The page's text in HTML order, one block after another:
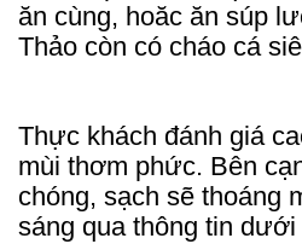
ăn cùng, hoăc ăn súp
Thảo còn có cháo cá
Thực khách đánh giá
mùi thơm phức. Bên
chóng, sạch sẽ thoáng
sáng qua thông tin dưới